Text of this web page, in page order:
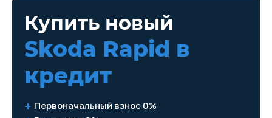
Купить новый
Skoda Rapid в
кредит
Первоначальный взнос 0%